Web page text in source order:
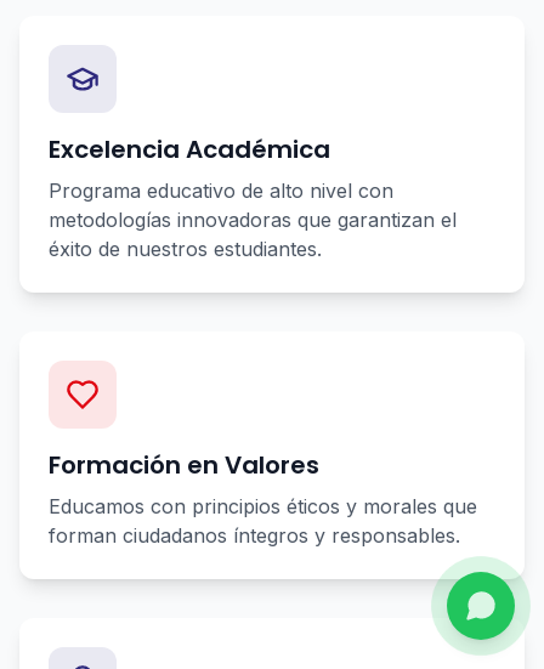
Excelencia Académica
Programa educativo de alto nivel con
metodologías innovadoras que garantizan el
éxito de nuestros estudiantes.
Formación en Valores
Educamos con principios éticos y morales que
forman ciudadanos íntegros y responsables.